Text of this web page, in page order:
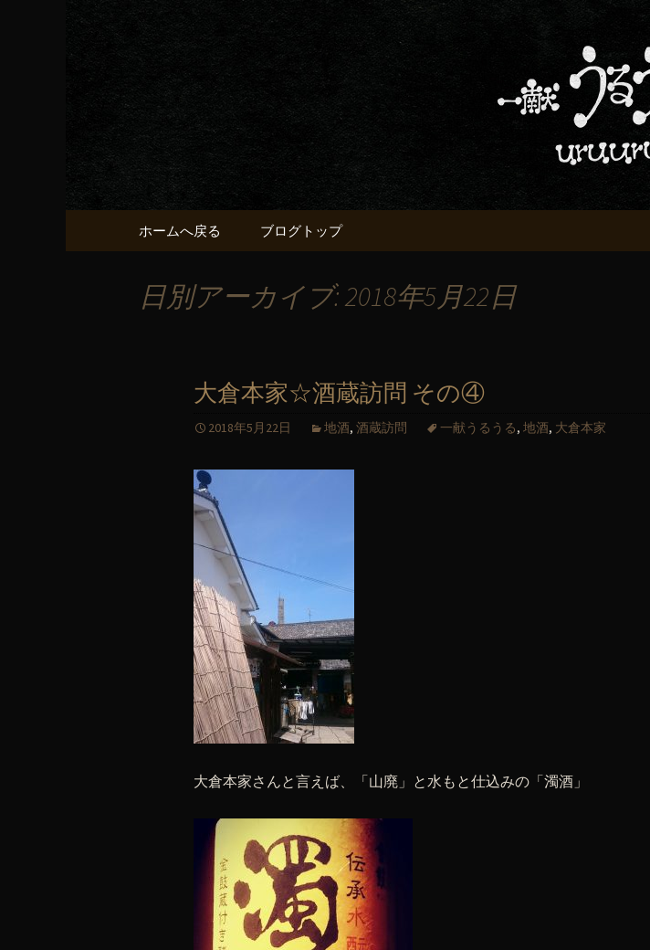
京都・五条でおい
献うるうる」のブロ
京都・五条烏丸の町屋居酒屋「一献うるうる」から
コンテンツへ移動
ホームへ戻る ブログトップ
日別アーカイブ: 2018年5月22日
大倉本家☆酒蔵訪問 その④
2018年5月22日 地酒, 酒蔵訪問 一献うるうる, 地酒, 大倉本家
大倉本家さんと言えば、「山廃」と水もと仕込みの「濁酒」